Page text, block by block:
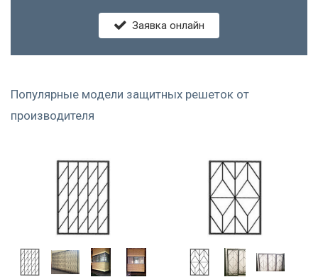
Заявка онлайн
Популярные модели защитных решеток от
производителя